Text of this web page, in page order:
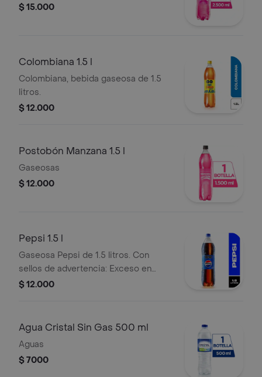
$ 15.000
Colombiana 1.5 l
Colombiana, bebida gaseosa de 1.5
litros.
$ 12.000
Postobón Manzana 1.5 l
Gaseosas
$ 12.000
Pepsi 1.5 l
Gaseosa Pepsi de 1.5 litros. Con
sellos de advertencia: Exceso en
azúcares y contiene edulcorantes.
$ 12.000
Agua Cristal Sin Gas 500 ml
Aguas
$ 7000